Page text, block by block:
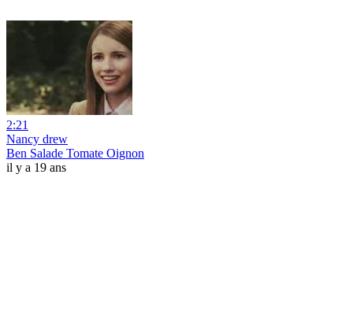
2:21
Nancy drew
Ben Salade Tomate Oignon
il y a 19 ans